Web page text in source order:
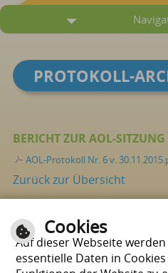
PROTOKOLL-
BERICHT ZUR AOL-
AOL-Protokoll Nr. 6 v.
Zurück zur Übersicht
Seite drucken
Cookies
Auf dieser Webseite
essentielle Daten in